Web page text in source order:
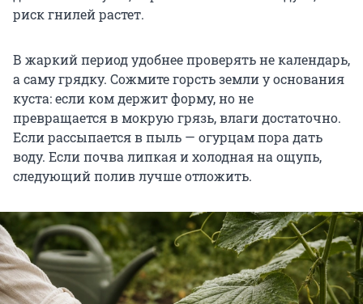
риск гнилей растет.
В жаркий период удобнее проверять не календарь,
а саму грядку. Сожмите горсть земли у основания
куста: если ком держит форму, но не
превращается в мокрую грязь, влаги достаточно.
Если рассыпается в пыль — огурцам пора дать
воду. Если почва липкая и холодная на ощупь,
следующий полив лучше отложить.